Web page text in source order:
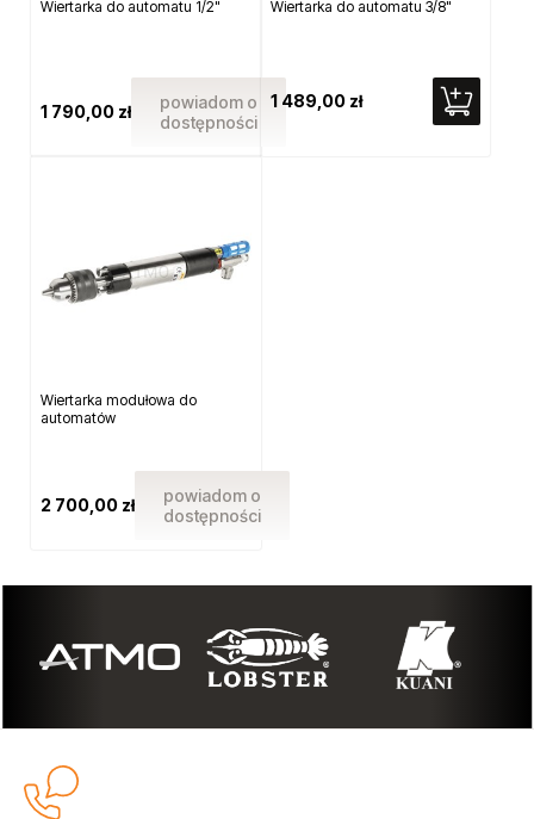
Wiertarka do automatu 1/2"
1 790,00 zł
powiadom o
dostępności
Wiertarka do automatu 3/8"
1 489,00 zł
Wiertarka modułowa do
automatów
2 700,00 zł
powiadom o
dostępności